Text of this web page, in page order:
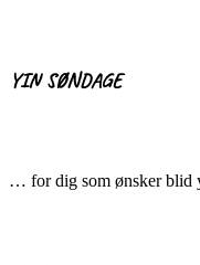
YIN SØNDAGE
… for dig som ønsker blid